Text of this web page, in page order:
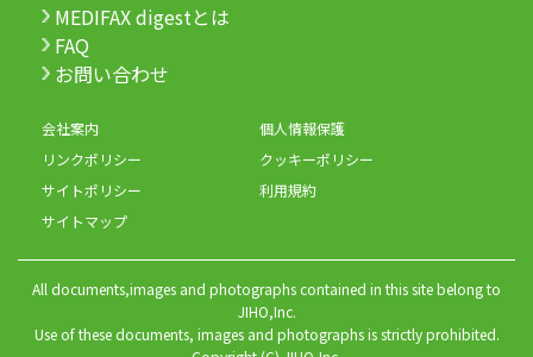
MEDIFAX digestとは
FAQ
お問い合わせ
会社案内
個人情報保護
リンクポリシー
クッキーポリシー
サイトポリシー
利用規約
サイトマップ
All documents,images and photographs contained in this site belong to
JIHO,Inc.
Use of these documents, images and photographs is strictly prohibited.